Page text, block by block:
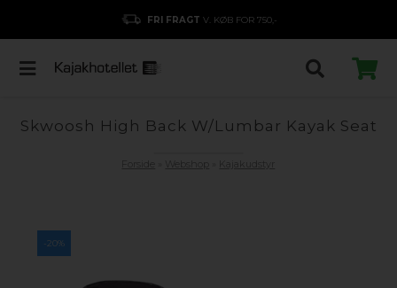
FRI FRAGT V. KØB FOR 750,-
Skwoosh High Back W/Lumbar Kayak Seat
-20%